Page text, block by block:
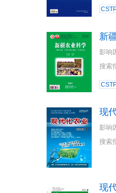
新
影响
搜索
现
影响
搜索
现